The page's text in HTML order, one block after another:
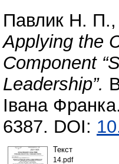
Павлик Н. П.,
Applying the
Component
Leadership”.
Івана
6387. DOI:
Текст
14.pdf